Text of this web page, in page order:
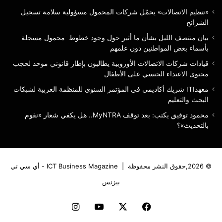
دون
علمهم
«تنظيم الاتصالات» يحمّل شركات المحمول مسؤولية سلامة تسجيل
الشرائح
بيان منتصف الليل بشأن ما أثير حول وجود خطوط محمول مسجلة
بأسماء بعض المواطنين دون علمهم
قيادات شركات الاتصالات الأوروبية يطالبون بإطار قانوني موحد لحجب
محتوى الاعتداء الجنسي على الأطفال
معهدITI شريك أكاديمي في المؤتمر السنوي للمنظمة العربية لشبكات
البحث والتعليم
محمود توفيق يكتب: بعد توقف MyNTRA.. هل يكفي شعار «نقوم
بالتحديث»؟
© 2026,حقوق النشر محفوظة |
ICT Business Magazine - أي سي تي
بيزنس
فيسبوك ‫YouTubeانستقرام